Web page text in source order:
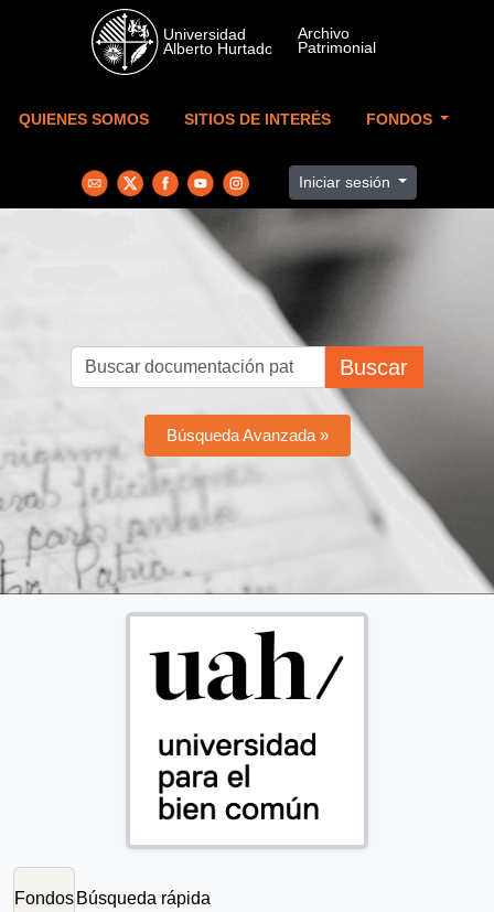
Skip to main content
QUIENES SOMOS SITIOS DE INTERÉS FONDOS
Iniciar sesión
Buscar
Búsqueda Avanzada »
Fondos Búsqueda rápida